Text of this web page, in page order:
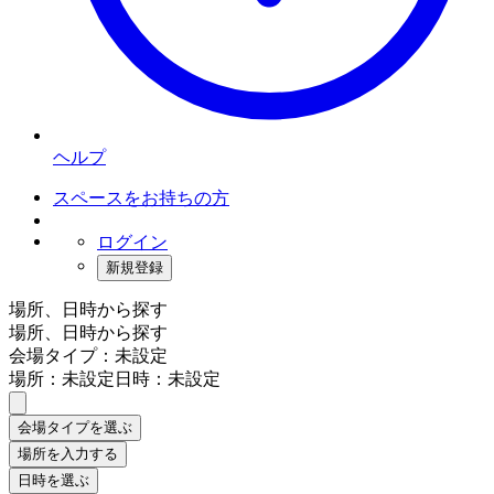
ヘルプ
スペースをお持ちの方
ログイン
新規登録
場所、日時から探す
場所、日時から探す
会場タイプ：未設定
場所：未設定日時：未設定
会場タイプを選ぶ
場所を入力する
日時を選ぶ